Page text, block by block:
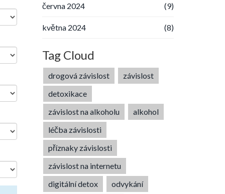
června 2024 (9)
května 2024 (8)
Tag Cloud
drogová závislost
závislost
detoxikace
závislost na alkoholu
alkohol
léčba závislosti
příznaky závislosti
závislost na internetu
digitální detox
odvykání